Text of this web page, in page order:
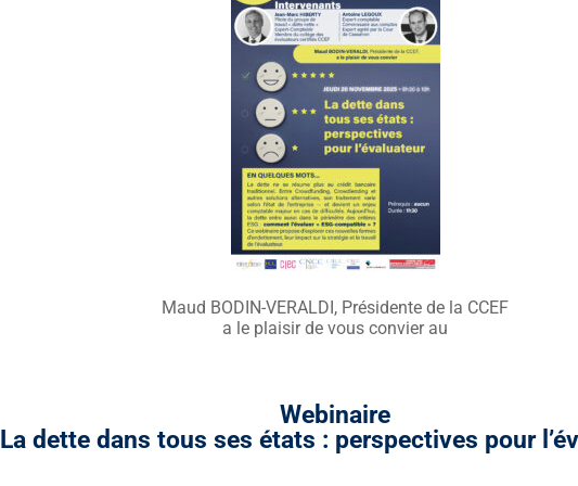
Maud BODIN-VERALDI, Présidente de la CCEF
a le plaisir de vous convier au
Webinaire
La dette dans tous ses états : perspectives pour